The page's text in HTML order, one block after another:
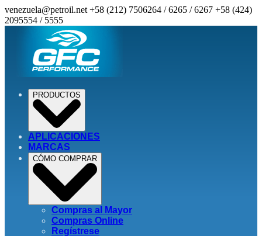
venezuela@petroil.net +58 (212) 7506264 / 6265 / 6267 +58 (424)
2095554 / 5555
PRODUCTOS
APLICACIONES
MARCAS
CÓMO COMPRAR
Compras al Mayor
Compras Online
Regístrese